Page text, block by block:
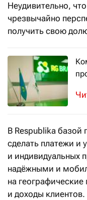
Неудивительно,
чрезвычайно
получить свою
В Respublika базой
сделать платежи и
и индивидуальных
надёжными и
на
и доходы